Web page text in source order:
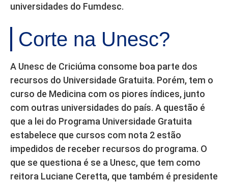
universidades do Fumdesc.
Corte na Unesc?
A Unesc de Criciúma consome boa parte dos
recursos do Universidade Gratuita. Porém, tem o
curso de Medicina com os piores índices, junto
com outras universidades do país. A questão é
que a lei do Programa Universidade Gratuita
estabelece que cursos com nota 2 estão
impedidos de receber recursos do programa. O
que se questiona é se a Unesc, que tem como
reitora Luciane Ceretta, que também é presidente